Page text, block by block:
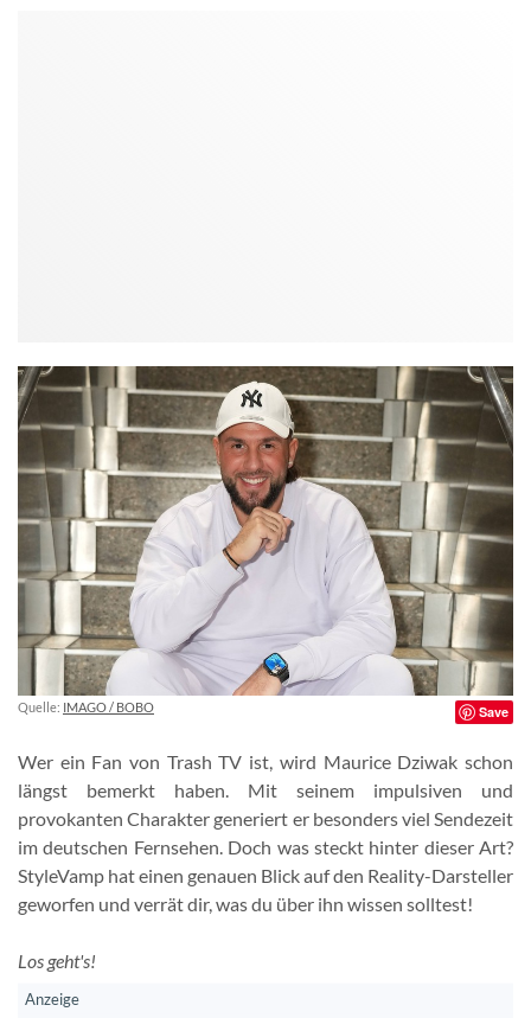
Quelle: IMAGO / BOBO Save
Wer ein Fan von Trash TV ist, wird Maurice Dziwak schon
längst bemerkt haben. Mit seinem impulsiven und
provokanten Charakter generiert er besonders viel Sendezeit
im deutschen Fernsehen. Doch was steckt hinter dieser Art?
StyleVamp hat einen genauen Blick auf den Reality-Darsteller
geworfen und verrät dir, was du über ihn wissen solltest!
Los geht's!